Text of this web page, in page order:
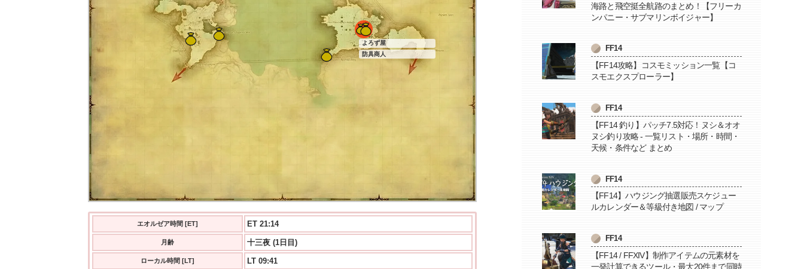
よろず屋
防具商人
エオルゼア時間 [ET] ET 21:15
月齢 十三夜 (1日目)
ローカル時間 [LT] LT 09:41
海路と飛空挺全航路のまとめ！【フリーカ
ンパニー・サブマリンボイジャー】
FF14
【FF14攻略】コスモミッション一覧【コ
スモエクスプローラー】
FF14
【FF14 釣り】パッチ7.5対応！ヌシ＆オオ
ヌシ釣り攻略 - 一覧リスト・場所・時間・
天候・条件など まとめ
FF14
【FF14】ハウジング抽選販売スケジュー
ルカレンダー＆等級付き地図 / マップ
FF14
【FF14 / FFXIV】制作アイテムの元素材を
一発計算できるツール・最大20件まで同時